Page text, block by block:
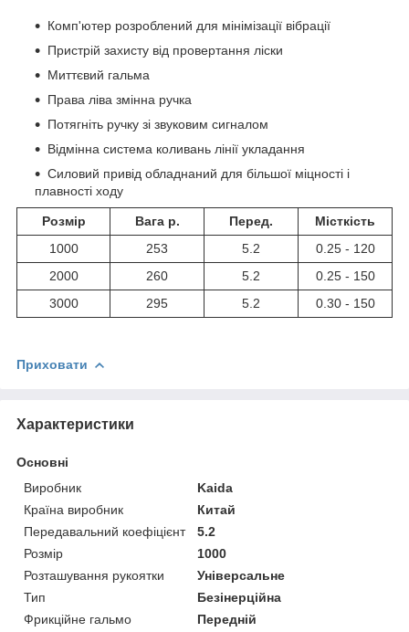
Комп'ютер розроблений для мінімізації вібрації
Пристрій захисту від провертання ліски
Миттєвий гальма
Права ліва змінна ручка
Потягніть ручку зі звуковим сигналом
Відмінна система коливань лінії укладання
Силовий привід обладнаний для більшої міцності і
плавності ходу
Розмір Вага р. Перед.
Місткість
1000
253 5.2
0.25 - 120
2000
260 5.2
0.25 - 150
3000
295 5.2 0.30 - 150
Приховати
Характеристики
Основні
Виробник
Kaida
Країна виробник
Китай
Передавальний коефіцієнт
5.2
Розмір
1000
Розташування рукоятки
Універсальне
Тип
Безінерційна
Фрикційне гальмо
Передній